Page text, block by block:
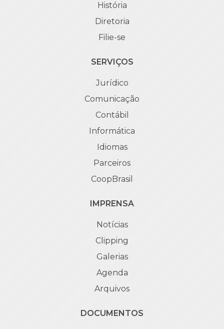
História
Diretoria
Filie-se
SERVIÇOS
Jurídico
Comunicação
Contábil
Informática
Idiomas
Parceiros
CoopBrasil
IMPRENSA
Notícias
Clipping
Galerias
Agenda
Arquivos
DOCUMENTOS